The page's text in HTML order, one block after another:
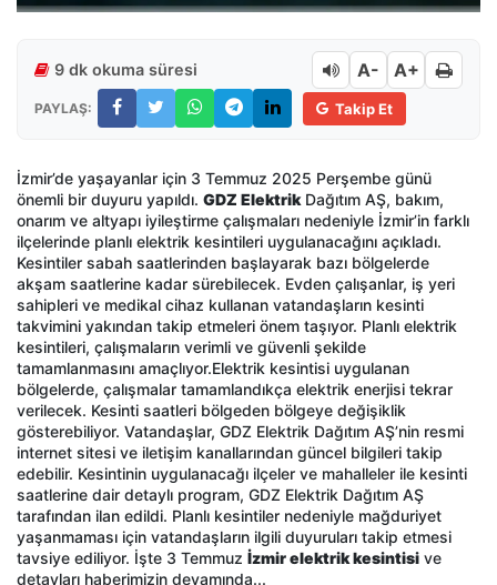
9 dk okuma süresi A- A+
PAYLAŞ: Takip Et
İzmir’de yaşayanlar için 3 Temmuz 2025 Perşembe günü
önemli bir duyuru yapıldı. GDZ ElektrikDağıtım AŞ, bakım,
onarım ve altyapı iyileştirme çalışmaları nedeniyle İzmir’in farklı
ilçelerinde planlı elektrik kesintileri uygulanacağını açıkladı.
Kesintiler sabah saatlerinden başlayarak bazı bölgelerde
akşam saatlerine kadar sürebilecek. Evden çalışanlar, iş yeri
sahipleri ve medikal cihaz kullanan vatandaşların kesinti
takvimini yakından takip etmeleri önem taşıyor. Planlı elektrik
kesintileri, çalışmaların verimli ve güvenli şekilde
tamamlanmasını amaçlıyor.Elektrik kesintisi uygulanan
bölgelerde, çalışmalar tamamlandıkça elektrik enerjisi tekrar
verilecek. Kesinti saatleri bölgeden bölgeye değişiklik
gösterebiliyor. Vatandaşlar, GDZ Elektrik Dağıtım AŞ’nin resmi
internet sitesi ve iletişim kanallarından güncel bilgileri takip
edebilir. Kesintinin uygulanacağı ilçeler ve mahalleler ile kesinti
saatlerine dair detaylı program, GDZ Elektrik Dağıtım AŞ
tarafından ilan edildi. Planlı kesintiler nedeniyle mağduriyet
yaşanmaması için vatandaşların ilgili duyuruları takip etmesi
tavsiye ediliyor. İşte 3 Temmuz İzmir elektrik kesintisi ve
detayları haberimizin devamında...